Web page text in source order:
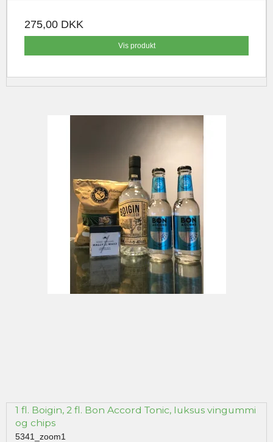
275,00 DKK
Vis produkt
1 fl. Boigin, 2 fl. Bon Accord Tonic, luksus vingummi
og chips
5341_zoom1